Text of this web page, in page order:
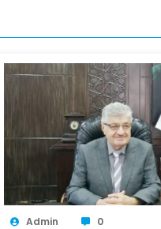
Admin 0